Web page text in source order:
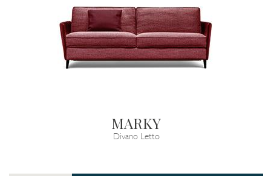
MARKY
Divano Letto